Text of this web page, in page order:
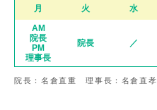
月 火 水
AM
院長
PM
理事長
院長 ／
院長：名倉直重 理事長：名倉直孝